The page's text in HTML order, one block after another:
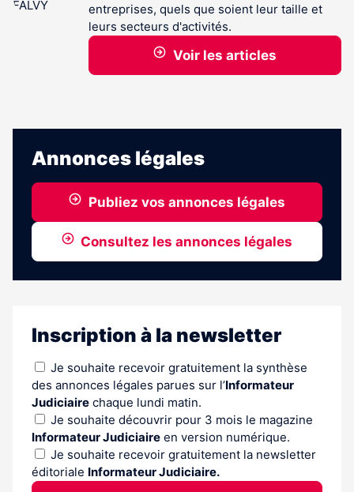
entreprises, quels que soient leur taille et
leurs secteurs d'activités.
Voir les articles
Annonces légales
Publiez vos annonces légales
Consultez les annonces légales
Inscription à la newsletter
Je souhaite recevoir gratuitement la synthèse
des annonces légales parues sur l’Informateur
Judiciaire chaque lundi matin.
Je souhaite découvrir pour 3 mois le magazine
Informateur Judiciaire en version numérique.
Je souhaite recevoir gratuitement la newsletter
éditoriale Informateur Judiciaire.